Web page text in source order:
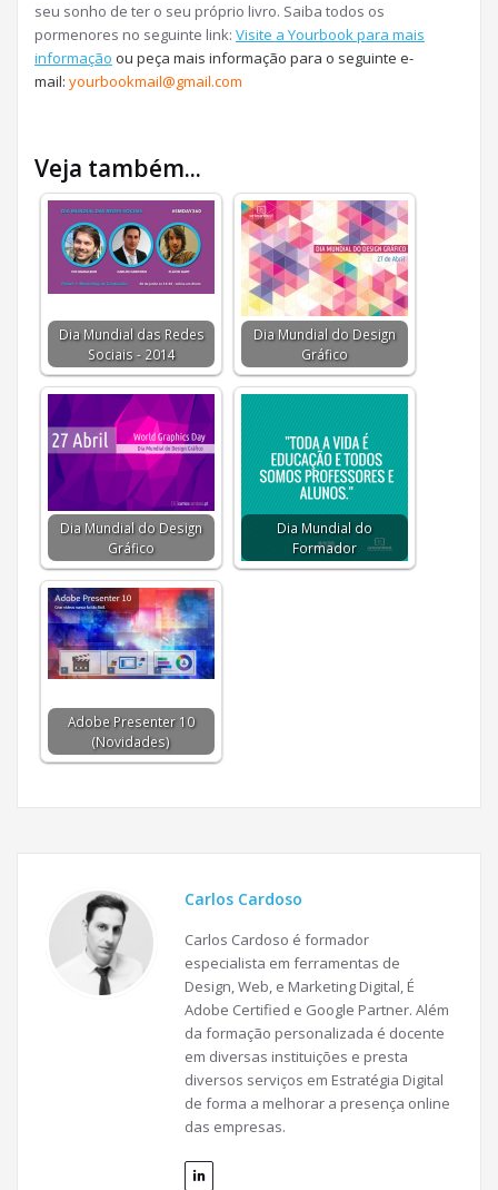
seu sonho de ter o seu próprio livro. Saiba todos os
pormenores no seguinte link: Visite a Yourbook para mais
informação ou peça mais informação para o seguinte e-
mail: yourbookmail@gmail.com
Veja também...
Dia Mundial das Redes
Sociais - 2014
Dia Mundial do Design
Gráfico
Dia Mundial do Design
Gráfico
Dia Mundial do
Formador
Adobe Presenter 10
(Novidades)
Carlos Cardoso
Carlos Cardoso é formador
especialista em ferramentas de
Design, Web, e Marketing Digital, É
Adobe Certified e Google Partner. Além
da formação personalizada é docente
em diversas instituições e presta
diversos serviços em Estratégia Digital
de forma a melhorar a presença online
das empresas.